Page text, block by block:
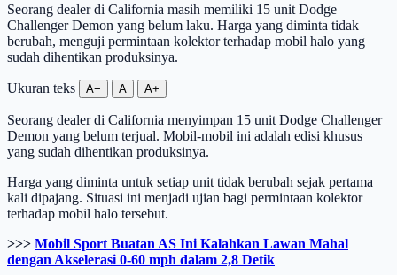
Seorang dealer di California masih memiliki 15 unit Dodge
Challenger Demon yang belum laku. Harga yang diminta tidak
berubah, menguji permintaan kolektor terhadap mobil halo yang
sudah dihentikan produksinya.
Ukuran teks A− A A+
Seorang dealer di California menyimpan 15 unit Dodge Challenger
Demon yang belum terjual. Mobil-mobil ini adalah edisi khusus
yang sudah dihentikan produksinya.
Harga yang diminta untuk setiap unit tidak berubah sejak pertama
kali dipajang. Situasi ini menjadi ujian bagi permintaan kolektor
terhadap mobil halo tersebut.
>>> Mobil Sport Buatan AS Ini Kalahkan Lawan Mahal
dengan Akselerasi 0-60 mph dalam 2,8 Detik